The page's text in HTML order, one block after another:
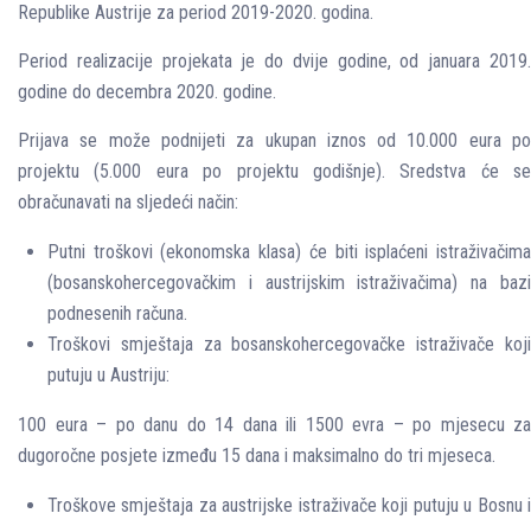
Republike Austrije za period 2019-2020. godina.
Period realizacije projekata je do dvije godine, od januara 2019.
godine do decembra 2020. godine.
Prijava se može podnijeti za ukupan iznos od 10.000 eura po
projektu (5.000 eura po projektu godišnje). Sredstva će se
obračunavati na sljedeći način:
Putni troškovi (ekonomska klasa) će biti isplaćeni istraživačima
(bosanskohercegovačkim i austrijskim istraživačima) na bazi
podnesenih računa.
Troškovi smještaja za bosanskohercegovačke istraživače koji
putuju u Austriju:
100 eura – po danu do 14 dana ili 1500 evra – po mjesecu za
dugoročne posjete između 15 dana i maksimalno do tri mjeseca.
Troškove smještaja za austrijske istraživače koji putuju u Bosnu i